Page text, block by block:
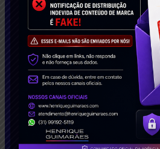
caso gratuito e descubra
transformar seu negócio!
Conecte-se Conosco!